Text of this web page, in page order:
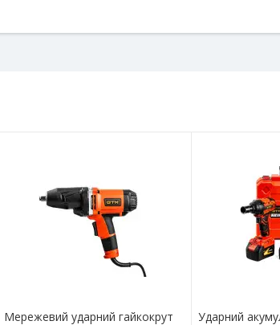
Мережевий ударний гайкокрут
Ударний